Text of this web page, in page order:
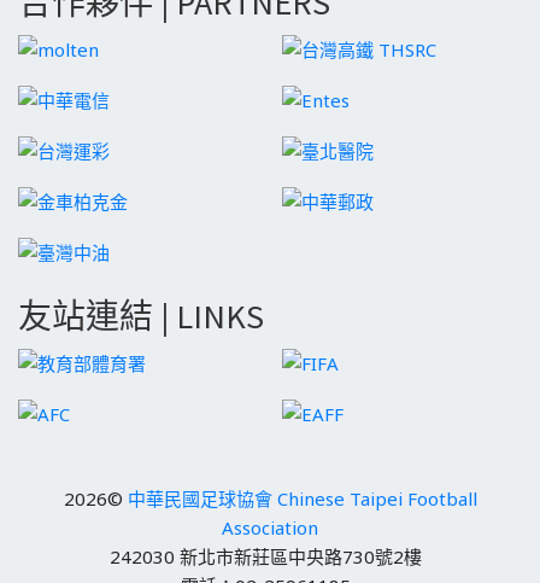
友站連結 | LINKS
2026© 中華民國足球協會 Chinese Taipei Football
Association
242030 新北市新莊區中央路730號2樓